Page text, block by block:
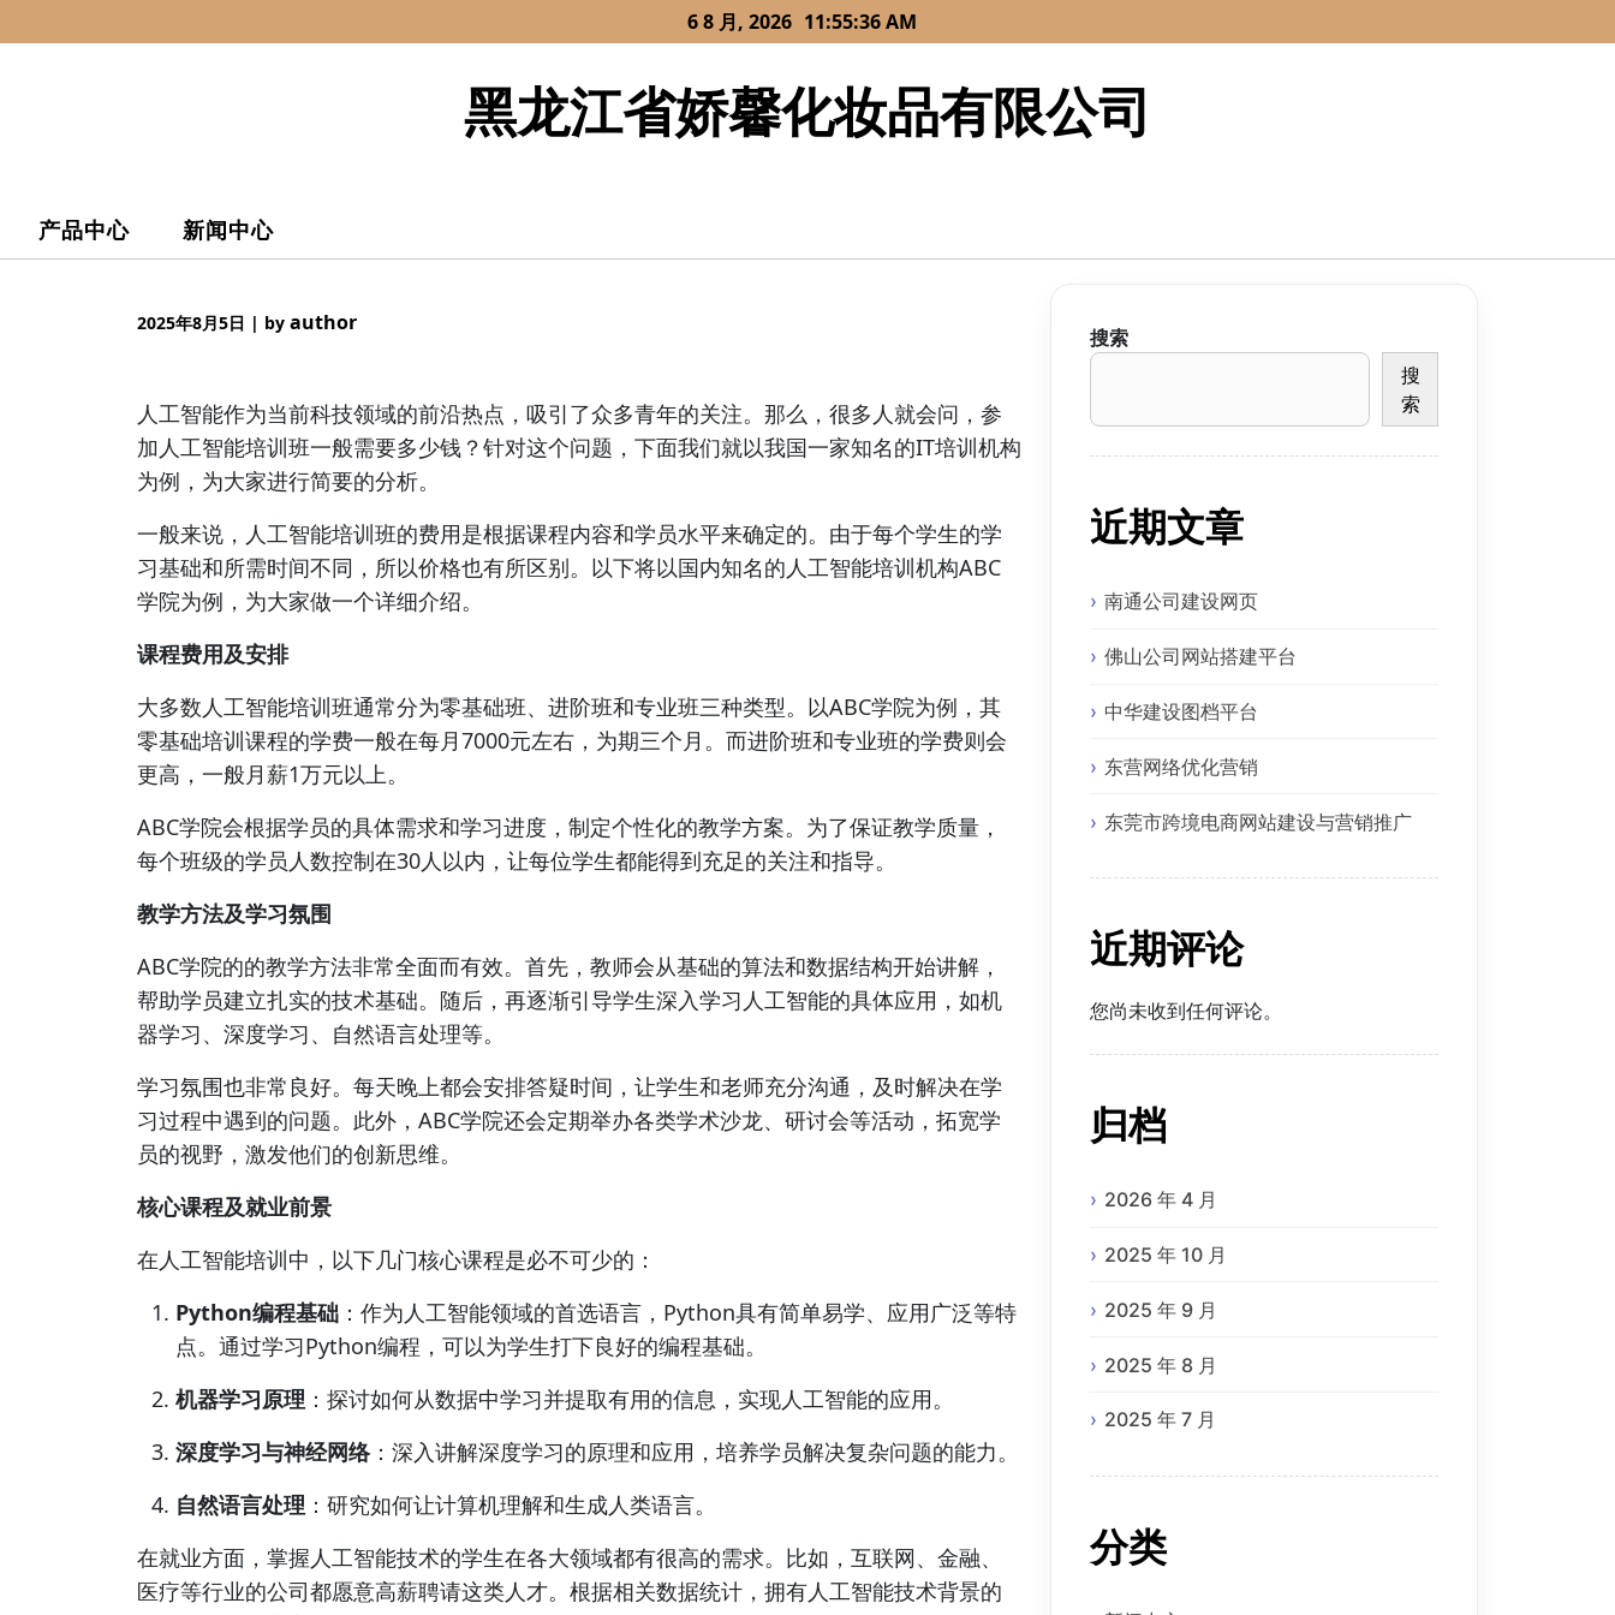
to
6 8 月, 2026 11:55:36 AM
黑龙江省娇馨化妆品有限公司
产品中心 新闻中心
2025年8月5日 | by author
人工智能作为当前科技领域的前沿热点，吸引了众多青年的关注。那么，很多人就会问，参
加人工智能培训班一般需要多少钱？针对这个问题，下面我们就以我国一家知名的IT培训机构
为例，为大家进行简要的分析。
一般来说，人工智能培训班的费用是根据课程内容和学员水平来确定的。由于每个学生的学
习基础和所需时间不同，所以价格也有所区别。以下将以国内知名的人工智能培训机构ABC
学院为例，为大家做一个详细介绍。
课程费用及安排
大多数人工智能培训班通常分为零基础班、进阶班和专业班三种类型。以ABC学院为例，其
零基础培训课程的学费一般在每月7000元左右，为期三个月。而进阶班和专业班的学费则会
更高，一般月薪1万元以上。
ABC学院会根据学员的具体需求和学习进度，制定个性化的教学方案。为了保证教学质量，
每个班级的学员人数控制在30人以内，让每位学生都能得到充足的关注和指导。
教学方法及学习氛围
ABC学院的的教学方法非常全面而有效。首先，教师会从基础的算法和数据结构开始讲解，
帮助学员建立扎实的技术基础。随后，再逐渐引导学生深入学习人工智能的具体应用，如机
器学习、深度学习、自然语言处理等。
学习氛围也非常良好。每天晚上都会安排答疑时间，让学生和老师充分沟通，及时解决在学
习过程中遇到的问题。此外，ABC学院还会定期举办各类学术沙龙、研讨会等活动，拓宽学
员的视野，激发他们的创新思维。
核心课程及就业前景
在人工智能培训中，以下几门核心课程是必不可少的：
Python编程基础 ：作为人工智能领域的首选语言，Python具有简单易学、应用广泛等特
点。通过学习Python编程，可以为学生打下良好的编程基础。
机器学习原理 ：探讨如何从数据中学习并提取有用的信息，实现人工智能的应用。
深度学习与神经网络：深入讲解深度学习的原理和应用，培养学员解决复杂问题的能力。
自然语言处理 ：研究如何让计算机理解和生成人类语言。
在就业方面，掌握人工智能技术的学生在各大领域都有很高的需求。比如，互联网、金融、
医疗等行业的公司都愿意高薪聘请这类人才。根据相关数据统计，拥有人工智能技术背景的
搜索
搜
索
近期文章
南通公司建设网页
佛山公司网站搭建平台
中华建设图档平台
东营网络优化营销
东莞市跨境电商网站建设与营销推广
近期评论
您尚未收到任何评论。
归档
2026 年 4 月
2025 年 10 月
2025 年 9 月
2025 年 8 月
2025 年 7 月
分类